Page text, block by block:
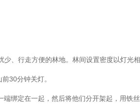
、行走方便的林地。林间设置密度以灯光
前30分钟关灯。
绑定在一起，然后将他们分开架起，用铁